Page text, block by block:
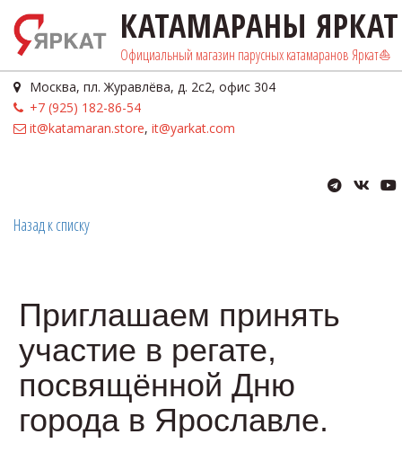
КАТАМАРА­­­­­­­­НЫ ЯРКАТ
Официальный магазин парусных катамаранов Яркат⛵️
Москва, пл. Журавлёва, д. 2с2, офис 304
+7 (925) 182-86-54
it@katamaran.store, it@yarkat.com
Назад к списку
Приглашаем принять
участие в регате,
посвящённой Дню
города в Ярославле.